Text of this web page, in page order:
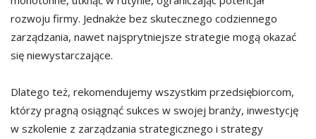
rozwoju firmy. Jednakże bez skutecznego codziennego
zarządzania, nawet najsprytniejsze strategie mogą okazać
się niewystarczające.
Dlatego też, rekomendujemy wszystkim przedsiębiorcom,
którzy pragną osiągnąć sukces w swojej branży, inwestycję
w szkolenie z zarządzania strategicznego i strategy